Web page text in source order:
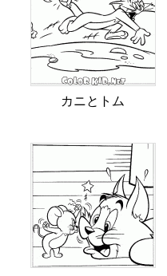
カニとトム